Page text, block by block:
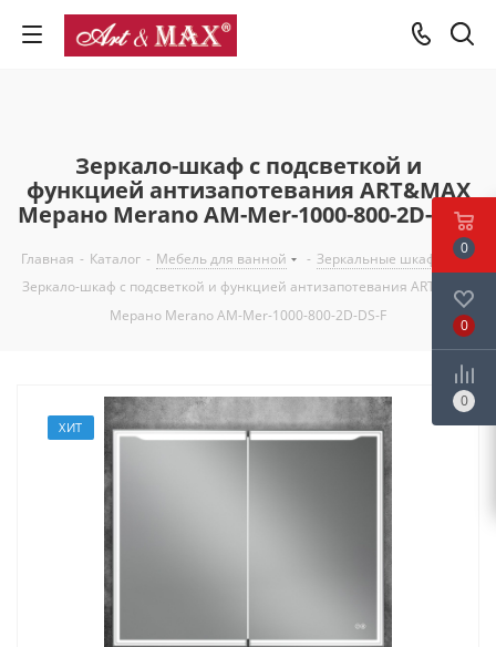
Зеркало-шкаф с подсветкой и
функцией антизапотевания ART&MAX
Мерано Merano AM-Mer-1000-800-2D-DS-F
Главная - Каталог - Мебель для ванной - Зеркальные шкафы
-
Зеркало-шкаф с подсветкой и функцией антизапотевания ART&MAX
Мерано Merano AM-Mer-1000-800-2D-DS-F
ХИТ
0
0
0